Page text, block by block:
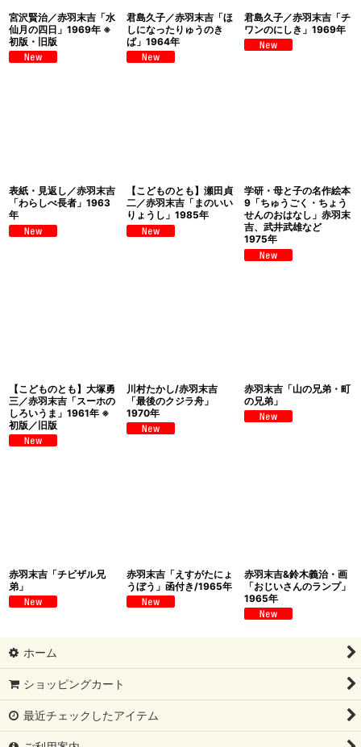
宮沢賢治／赤羽末吉「水
仙月の四日」1969年 ※
初版・旧版
君島久子／赤羽末吉「ほ
しになったりゅうのき
ば」1964年
君島久子／赤羽末吉「チ
ワンのにしき」1969年
表紙・見返し／赤羽末吉
「わらしべ長者」1963
年
【こどものとも】瀬田貞
二／赤羽末吉「まのいい
りょうし」1985年
学研・母と子の名作絵本
9「ちゅうごく・ちょう
せんのおはなし」赤羽末
吉、武井武雄など
1975年
【こどものとも】大塚勇
三／赤羽末吉「スーホの
しろいうま」1961年 ※
初版／旧版
川村たかし/赤羽末吉
「最後のクジラ舟」
1970年
赤羽末吉「山の兄弟・町
の兄弟」
赤羽末吉「チビザル兄
弟」
赤羽末吉「えすがたにょ
うぼう」函付き/1965年
赤羽末吉&鈴木義治・画
「おじいさんのランプ」
1965年
ホーム
ショッピングカート
最近チェックしたアイテム